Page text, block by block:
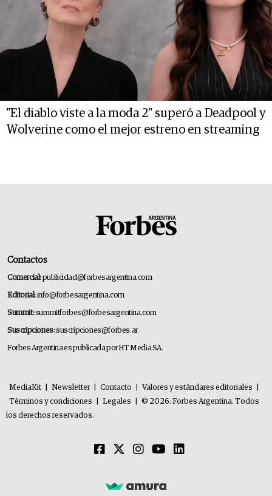
"El diablo viste a la moda 2" superó a Deadpool y
Wolverine como el mejor estreno en streaming
Contactos
Comercial:publicidad@forbesargentina.com
Editorial:info@forbesargentina.com
Summit:summitforbes@forbesargentina.com
Suscripciones:suscripciones@forbes.ar
Forbes Argentina es publicada por HT Media SA.
MediaKit Newsletter Contacto Valores y estándares editoriales
Términos y condiciones
Legales
© 2026. Forbes Argentina. Todos
los derechos reservados.